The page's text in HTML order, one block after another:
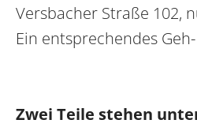
Versbacher Straße 102,
Ein entsprechendes
Zwei Teile stehen